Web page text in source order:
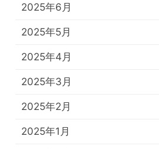
2025年6月
2025年5月
2025年4月
2025年3月
2025年2月
2025年1月